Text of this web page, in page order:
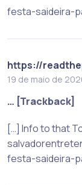
festa-saideira-
https://
19 de maio de
… [Trackback]
[…] Info to that
festa-saideira-